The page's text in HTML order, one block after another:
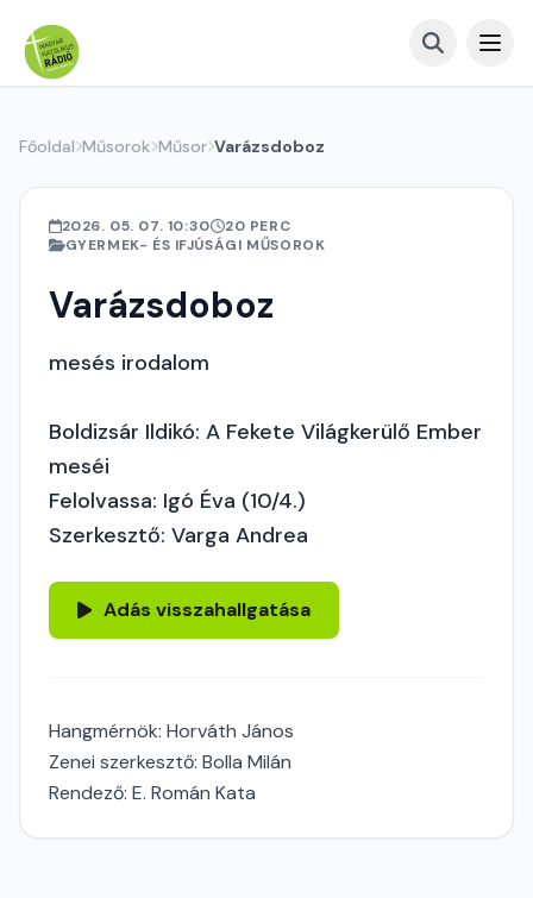
Főoldal Műsorok Műsor Varázsdoboz
2026. 05. 07. 10:30
20 PERC
GYERMEK- ÉS IFJÚSÁGI MŰSOROK
Varázsdoboz
mesés irodalom
Boldizsár Ildikó: A Fekete Világkerülő Ember
meséi
Felolvassa: Igó Éva (10/4.)
Szerkesztő: Varga Andrea
Adás visszahallgatása
Hangmérnök: Horváth János
Zenei szerkesztő: Bolla Milán
Rendező: E. Román Kata